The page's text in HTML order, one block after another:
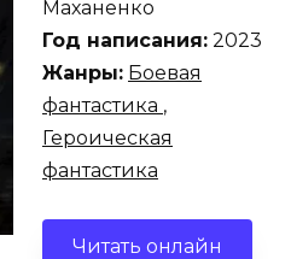
Маханенко
Год написания: 2023
Жанры: Боевая
фантастика ,
Героическая
фантастика
Читать онлайн